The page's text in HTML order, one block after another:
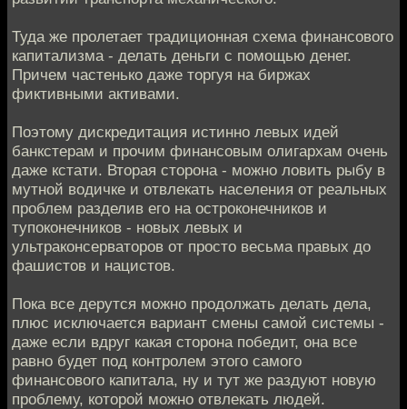
Туда же пролетает традиционная схема финансового
капитализма - делать деньги с помощью денег.
Причем частенько даже торгуя на биржах
фиктивными активами.
Поэтому дискредитация истинно левых идей
банкстерам и прочим финансовым олигархам очень
даже кстати. Вторая сторона - можно ловить рыбу в
мутной водичке и отвлекать населения от реальных
проблем разделив его на остроконечников и
тупоконечников - новых левых и
ультраконсерваторов от просто весьма правых до
фашистов и нацистов.
Пока все дерутся можно продолжать делать дела,
плюс исключается вариант смены самой системы -
даже если вдруг какая сторона победит, она все
равно будет под контролем этого самого
финансового капитала, ну и тут же раздуют новую
проблему, которой можно отвлекать людей.